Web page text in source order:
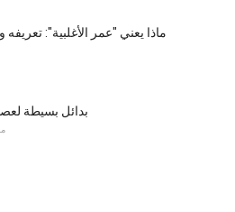
ماذا يعني "عمر الأغلبية":
بدائل بسيطة